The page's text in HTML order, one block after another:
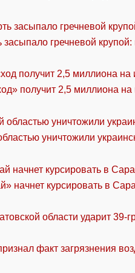
засыпало гречневой
получит 2,5 миллиона
уничтожили
начнет курсировать в
области ударит 39-
факт загрязнения